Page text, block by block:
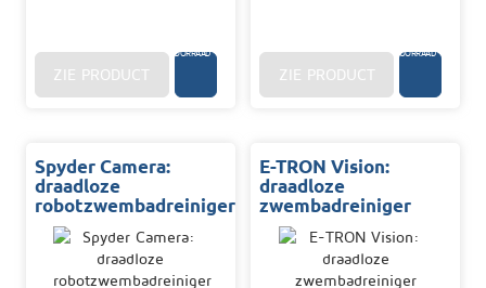
VOORRAAD
ZIE PRODUCT
VOORRAAD
ZIE PRODUCT
Spyder Camera:
draadloze
robotzwembadreiniger
E-TRON Vision:
draadloze
zwembadreiniger